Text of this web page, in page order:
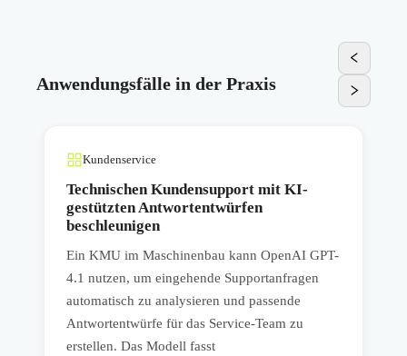
Anwendungsfälle in der Praxis
Kundenservice
Technischen Kundensupport mit KI-
gestützten Antwortentwürfen
beschleunigen
Ein KMU im Maschinenbau kann OpenAI GPT-
4.1 nutzen, um eingehende Supportanfragen
automatisch zu analysieren und passende
Antwortentwürfe für das Service-Team zu
erstellen. Das Modell fasst